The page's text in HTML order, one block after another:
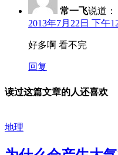
常一飞说道：
2013年7月22日 下午
好多啊 看不完
回复
读过这篇文章的人还喜欢
地理